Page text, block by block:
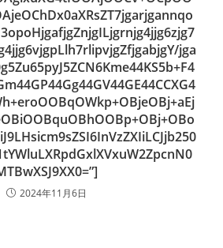
2024年11月6日